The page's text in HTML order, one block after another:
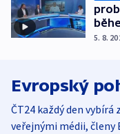
5. 8.
Evropský
ČT24 každý den
veřejnými médii, členy